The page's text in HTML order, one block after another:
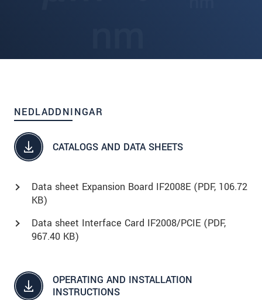
NEDLADDNINGAR
CATALOGS AND DATA SHEETS
Data sheet Expansion Board IF2008E (PDF, 106.72
KB)
Data sheet Interface Card IF2008/PCIE (PDF,
967.40 KB)
OPERATING AND INSTALLATION
INSTRUCTIONS